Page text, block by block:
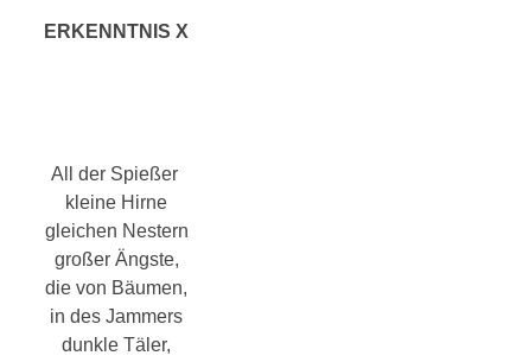
ERKENNTNIS X
All der Spießer
kleine Hirne
gleichen Nestern
großer Ängste,
die von Bäumen,
in des Jammers
dunkle Täler,